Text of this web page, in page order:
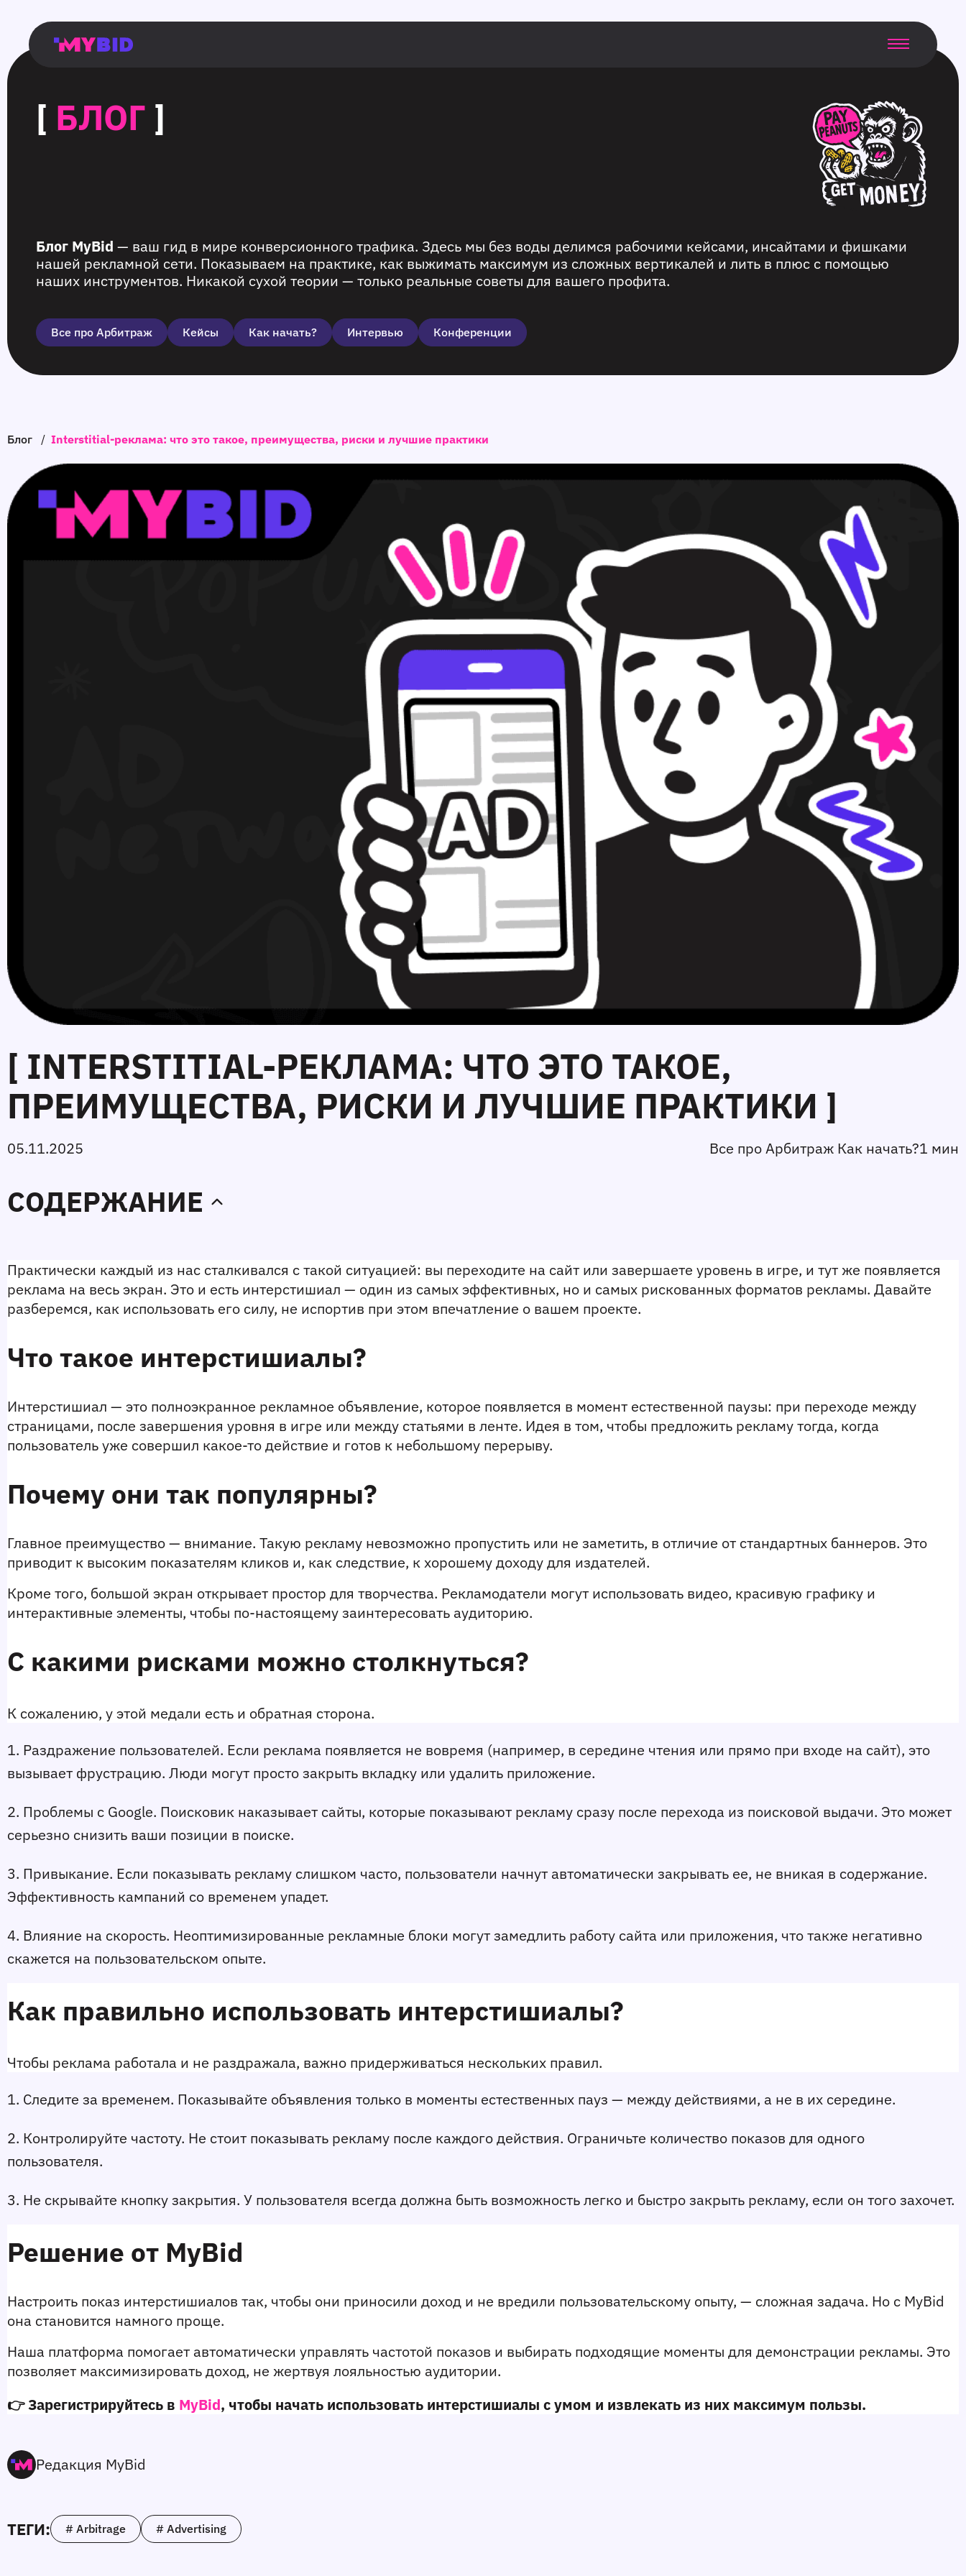
Главная
Гибкий
таргетинг
Возможности
Форматы
TMA
Главная
Домонетизация
TMA
Блог
Главная
страница
Main
page
Flexible
targeting
Opportunities
Formats
TMA
Main
page
Extra
monetization
TMA
Blog
Main
page
[ БЛОГ ]
Блог MyBid — ваш гид в мире конверсионного трафика. Здесь мы без воды делимся рабочими кейсами, инсайтами и фишками
нашей рекламной сети. Показываем на практике, как выжимать максимум из сложных вертикалей и лить в плюс с помощью
наших инструментов. Никакой сухой теории — только реальные советы для вашего профита.
Все про Арбитраж Кейсы Как начать? Интервью Конференции
Блог / Interstitial‑реклама: что это такое, преимущества, риски и лучшие практики
[ INTERSTITIAL‑РЕКЛАМА: ЧТО ЭТО ТАКОЕ,
ПРЕИМУЩЕСТВА, РИСКИ И ЛУЧШИЕ ПРАКТИКИ ]
05.11.2025 Все про Арбитраж Как начать?1 мин
СОДЕРЖАНИЕ
Практически каждый из нас сталкивался с такой ситуацией: вы переходите на сайт или завершаете уровень в игре, и тут же появляется
реклама на весь экран. Это и есть интерстишиал — один из самых эффективных, но и самых рискованных форматов рекламы. Давайте
разберемся, как использовать его силу, не испортив при этом впечатление о вашем проекте.
Что такое интерстишиалы?
Интерстишиал — это полноэкранное рекламное объявление, которое появляется в момент естественной паузы: при переходе между
страницами, после завершения уровня в игре или между статьями в ленте. Идея в том, чтобы предложить рекламу тогда, когда
пользователь уже совершил какое-то действие и готов к небольшому перерыву.
Почему они так популярны?
Главное преимущество — внимание. Такую рекламу невозможно пропустить или не заметить, в отличие от стандартных баннеров. Это
приводит к высоким показателям кликов и, как следствие, к хорошему доходу для издателей.
Кроме того, большой экран открывает простор для творчества. Рекламодатели могут использовать видео, красивую графику и
интерактивные элементы, чтобы по-настоящему заинтересовать аудиторию.
С какими рисками можно столкнуться?
К сожалению, у этой медали есть и обратная сторона.
1. Раздражение пользователей. Если реклама появляется не вовремя (например, в середине чтения или прямо при входе на сайт), это
вызывает фрустрацию. Люди могут просто закрыть вкладку или удалить приложение.
2. Проблемы с Google. Поисковик наказывает сайты, которые показывают рекламу сразу после перехода из поисковой выдачи. Это может
серьезно снизить ваши позиции в поиске.
3. Привыкание. Если показывать рекламу слишком часто, пользователи начнут автоматически закрывать ее, не вникая в содержание.
Эффективность кампаний со временем упадет.
4. Влияние на скорость. Неоптимизированные рекламные блоки могут замедлить работу сайта или приложения, что также негативно
скажется на пользовательском опыте.
Как правильно использовать интерстишиалы?
Чтобы реклама работала и не раздражала, важно придерживаться нескольких правил.
1. Следите за временем. Показывайте объявления только в моменты естественных пауз — между действиями, а не в их середине.
2. Контролируйте частоту. Не стоит показывать рекламу после каждого действия. Ограничьте количество показов для одного
пользователя.
3. Не скрывайте кнопку закрытия. У пользователя всегда должна быть возможность легко и быстро закрыть рекламу, если он того захочет.
Решение от MyBid
Настроить показ интерстишиалов так, чтобы они приносили доход и не вредили пользовательскому опыту, — сложная задача. Но с MyBid
она становится намного проще.
Наша платформа помогает автоматически управлять частотой показов и выбирать подходящие моменты для демонстрации рекламы. Это
позволяет максимизировать доход, не жертвуя лояльностью аудитории.
👉 Зарегистрируйтесь в MyBid, чтобы начать использовать интерстишиалы с умом и извлекать из них максимум пользы.
Редакция MyBid
ТЕГИ: # Arbitrage # Advertising